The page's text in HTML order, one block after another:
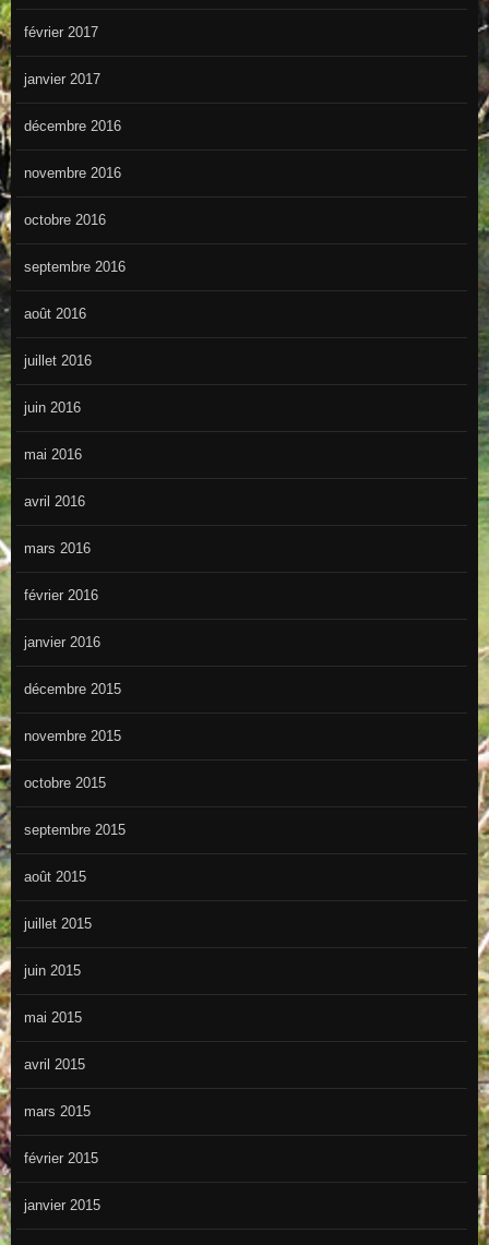
février 2017
janvier 2017
décembre 2016
novembre 2016
octobre 2016
septembre 2016
août 2016
juillet 2016
juin 2016
mai 2016
avril 2016
mars 2016
février 2016
janvier 2016
décembre 2015
novembre 2015
octobre 2015
septembre 2015
août 2015
juillet 2015
juin 2015
mai 2015
avril 2015
mars 2015
février 2015
janvier 2015